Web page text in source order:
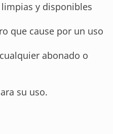
y disponibles
que cause por un uso
abonado o
su uso.